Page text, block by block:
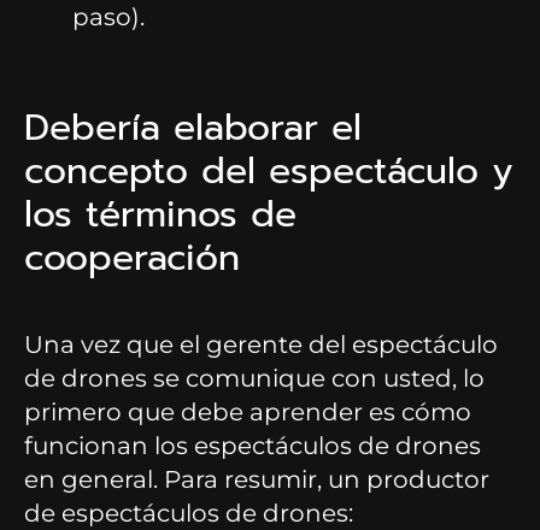
paso).
Debería elaborar el
concepto del espectáculo y
los términos de
cooperación
Una vez que el gerente del espectáculo
de drones se comunique con usted, lo
primero que debe aprender es cómo
funcionan los espectáculos de drones
en general. Para resumir, un productor
de espectáculos de drones: